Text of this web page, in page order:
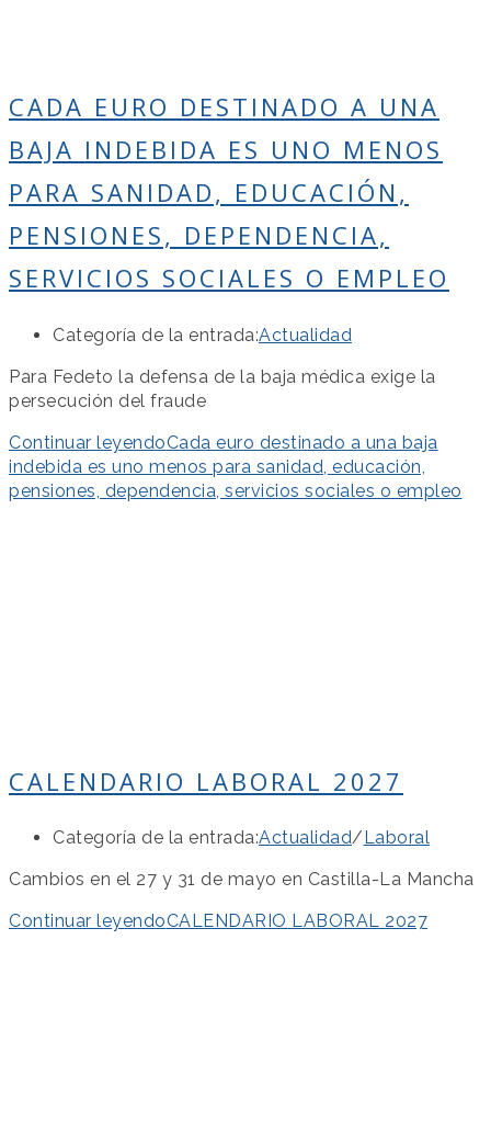
CADA EURO DESTINADO A UNA
BAJA INDEBIDA ES UNO MENOS
PARA SANIDAD, EDUCACIÓN,
PENSIONES, DEPENDENCIA,
SERVICIOS SOCIALES O EMPLEO
Categoría de la entrada:Actualidad
Para Fedeto la defensa de la baja médica exige la
persecución del fraude
Continuar leyendoCada euro destinado a una baja
indebida es uno menos para sanidad, educación,
pensiones, dependencia, servicios sociales o empleo
CALENDARIO LABORAL 2027
Categoría de la entrada:Actualidad/ Laboral
Cambios en el 27 y 31 de mayo en Castilla-La Mancha
Continuar leyendoCALENDARIO LABORAL 2027